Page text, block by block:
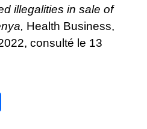
illegalities in sale of
, Health Business,
consulté le 13